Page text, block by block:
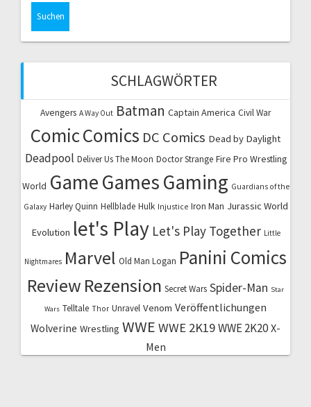
SCHLAGWÖRTER
Avengers A Way Out Batman Captain America Civil War
ComicComics DC Comics Dead by Daylight
Deadpool Deliver Us The Moon Doctor Strange Fire Pro Wrestling
World GameGamesGaming Guardians of the
Galaxy Harley Quinn Hellblade Hulk Injustice Iron Man Jurassic World
Evolution let's Play Let's Play Together Little
Nightmares Marvel Old Man Logan Panini Comics
Review Rezension Secret Wars Spider-Man Star
Wars Telltale Thor Unravel Venom Veröffentlichungen
Wolverine Wrestling WWE WWE 2K19WWE 2K20 X-
Men